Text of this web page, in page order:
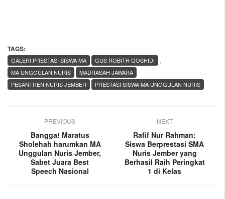
TAGS:
,
GALERI PRESTASI SISWA MA
GUS ROBITH QOSHIDI
MA UNGGULAN NURIS
MADRASAH JAWARA
PESANTREN NURIS JEMBER
PRESTASI SISWA MA UNGGULAN NURIS
PREVIOUS
Bangga! Maratus
Sholehah harumkan MA
Unggulan Nuris Jember,
Sabet Juara Best
Speech Nasional
NEXT
Rafif Nur Rahman:
Siswa Berprestasi SMA
Nuris Jember yang
Berhasil Raih Peringkat
1 di Kelas